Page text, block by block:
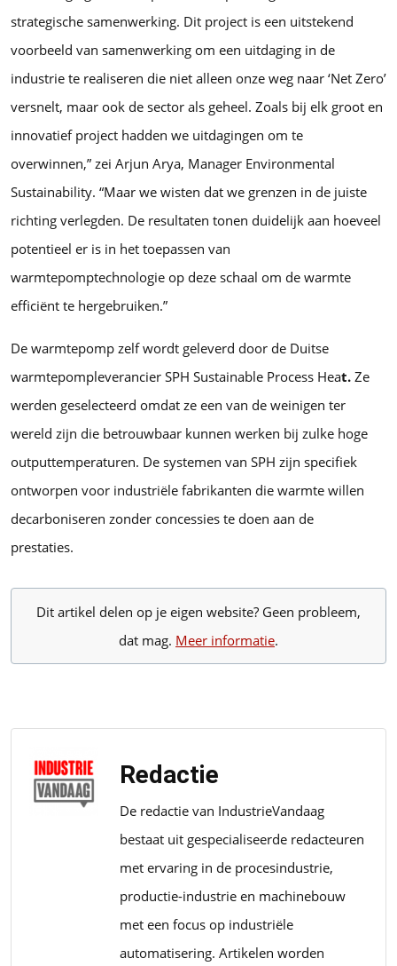
strategische samenwerking. Dit project is een uitstekend
voorbeeld van samenwerking om een uitdaging in de
industrie te realiseren die niet alleen onze weg naar ‘Net Zero’
versnelt, maar ook de sector als geheel. Zoals bij elk groot en
innovatief project hadden we uitdagingen om te
overwinnen,” zei Arjun Arya, Manager Environmental
Sustainability. “Maar we wisten dat we grenzen in de juiste
richting verlegden. De resultaten tonen duidelijk aan hoeveel
potentieel er is in het toepassen van
warmtepomptechnologie op deze schaal om de warmte
efficiënt te hergebruiken.”
De warmtepomp zelf wordt geleverd door de Duitse
warmtepompleverancier SPH Sustainable Process Heat. Ze
werden geselecteerd omdat ze een van de weinigen ter
wereld zijn die betrouwbaar kunnen werken bij zulke hoge
outputtemperaturen. De systemen van SPH zijn specifiek
ontworpen voor industriële fabrikanten die warmte willen
decarboniseren zonder concessies te doen aan de
prestaties.
Dit artikel delen op je eigen website? Geen probleem,
dat mag. Meer informatie.
Redactie
De redactie van IndustrieVandaag
bestaat uit gespecialiseerde redacteuren
met ervaring in de procesindustrie,
productie-industrie en machinebouw
met een focus op industriële
automatisering. Artikelen worden